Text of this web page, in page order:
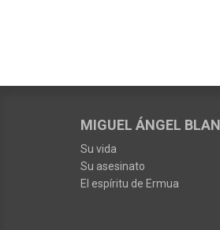
MIGUEL ÁNGEL
Su vida
Su asesinato
El espíritu de Ermua